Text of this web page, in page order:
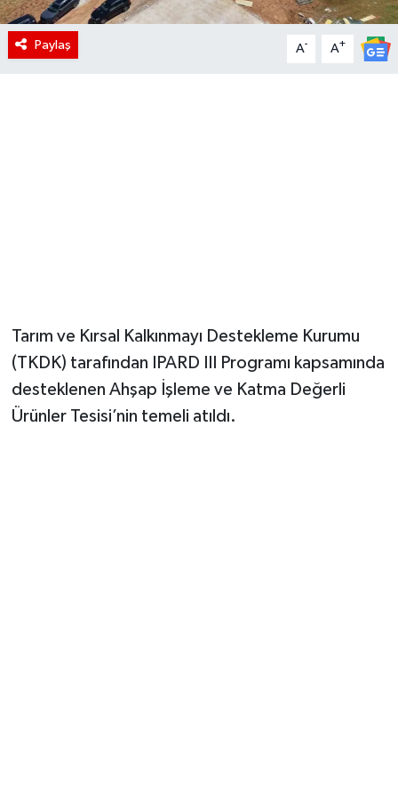
Paylaş A- A+
Tarım ve Kırsal Kalkınmayı Destekleme Kurumu
(TKDK) tarafından IPARD III Programı kapsamında
desteklenen Ahşap İşleme ve Katma Değerli
Ürünler Tesisi’nin temeli atıldı.